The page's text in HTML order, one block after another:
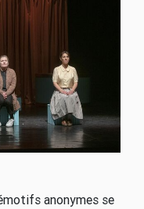
anonymes se